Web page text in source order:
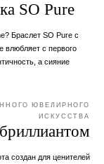
SO Pure
Браслет SO Pure с
влюбляет с первого
а сияние
ЮВЕЛИРНОГО
ИСКУССТВА
создан для ценителей